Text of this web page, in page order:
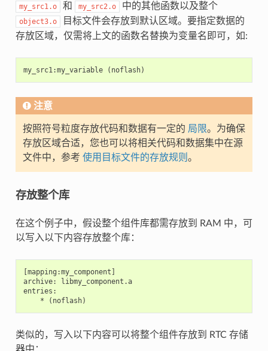
my_src1.o 和 my_src2.o 中的其他函数以及整个
object3.o
目标文件会存放到默认区域。要指定数据的
存放区域，仅需将上文的函数名替换为变量名即可，如:
my_src1:my_variable ( noflash)
注意
按照符号粒度存放代码和数据有一定的 局限。为确保
存放区域合适，您也可以将相关代码和数据集中在源
文件中，参考 使用目标文件的存放规则 。
存放整个库
在这个例子中，假设整个组件库都需存放到 RAM 中，可
以写入以下内容存放整个库：
[mapping:my_component]
archive: libmy_component.a
entries:
类似的，写入以下内容可以将整个组件存放到 RTC 存储